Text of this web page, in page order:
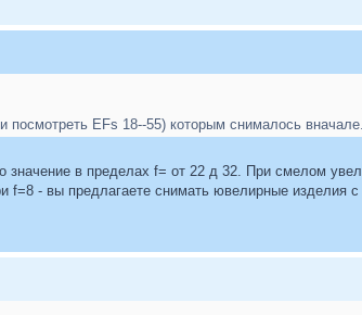
посмотреть EFs 18--55) которым снималось
в пределах f= от 22 д 32. При смелом
f=8 - вы предлагаете снимать ювелирные изделия